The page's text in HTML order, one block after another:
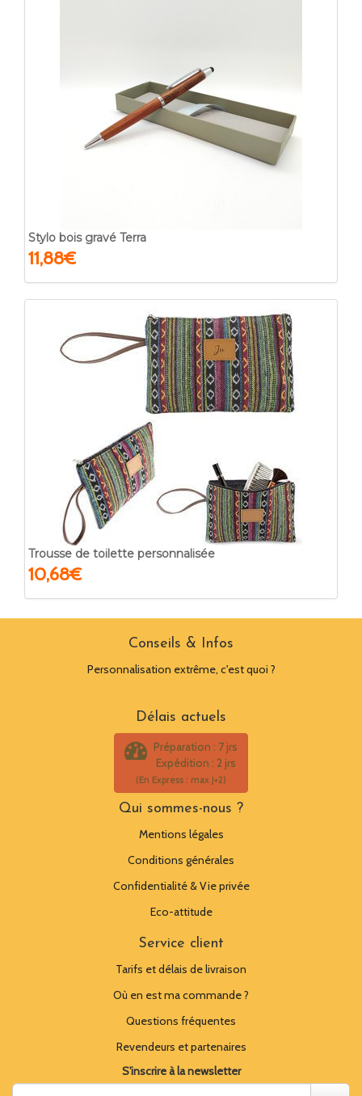
Stylo bois gravé Terra
11,88€
Trousse de toilette personnalisée
10,68€
Conseils & Infos
Personnalisation extrême, c'est quoi ?
Délais actuels
Préparation : 7 jrs
Expédition : 2 jrs
(En Express : max J+2)
Qui sommes-nous ?
Mentions légales
Conditions générales
Confidentialité & Vie privée
Eco-attitude
Service client
Tarifs et délais de livraison
Où en est ma commande ?
Questions fréquentes
Revendeurs et partenaires
S'inscrire à la newsletter